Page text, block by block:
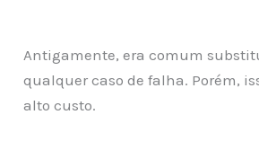
Antigamente, era comum
qualquer caso de falha. Porém,
alto custo.